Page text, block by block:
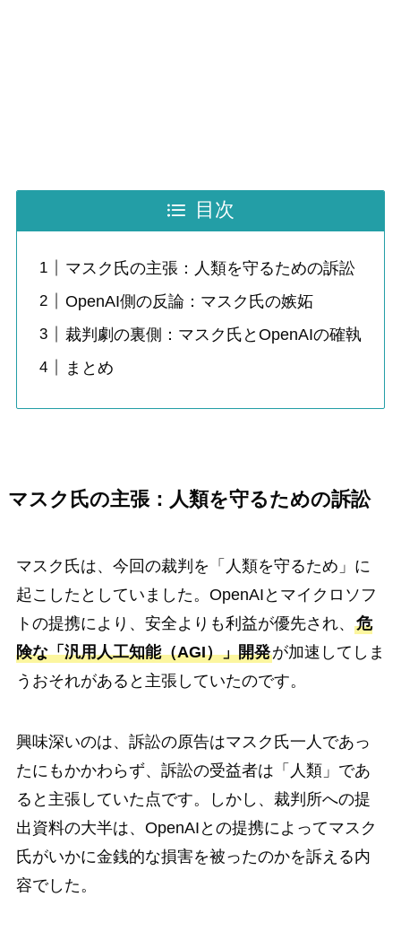
目次
マスク氏の主張：人類を守るための訴訟
OpenAI側の反論：マスク氏の嫉妬
裁判劇の裏側：マスク氏とOpenAIの確執
まとめ
マスク氏の主張：人類を守るための訴訟
マスク氏は、今回の裁判を「人類を守るため」に
起こしたとしていました。OpenAIとマイクロソフ
トの提携により、安全よりも利益が優先され、 危
険な「汎用人工知能（AGI）」開発が加速してしま
うおそれがあると主張していたのです。
興味深いのは、訴訟の原告はマスク氏一人であっ
たにもかかわらず、訴訟の受益者は「人類」であ
ると主張していた点です。しかし、裁判所への提
出資料の大半は、OpenAIとの提携によってマスク
氏がいかに金銭的な損害を被ったのかを訴える内
容でした。